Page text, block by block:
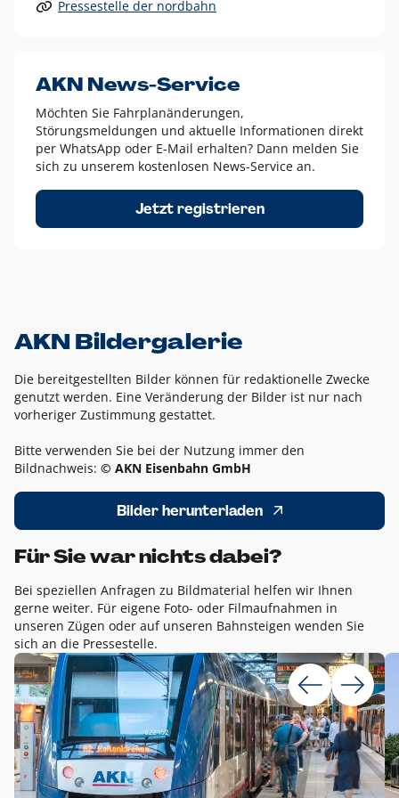
Alle anderen Logo-Varianten dürfen nur in Ausnahmefällen
Diese Ausnahmen sind zum Beispiel:
dem AKN Blau,
weißes Logo auf Fotohintergründen,
schwarzes Logo für reine Schwarz-Weiß-Umsetzungen
Um das Logo herum muss ein Schutzraum von jeweils einer
Höhe bzw. Breite des N aus AKN in alle Richtungen
Pressestelle der nordbahn
AKN News-Service
Möchten Sie Fahrplanänderungen,
Störungsmeldungen und aktuelle Informationen direkt
per WhatsApp oder E-Mail erhalten? Dann melden Sie
sich zu unserem kostenlosen News-Service an.
Jetzt registrieren
AKN Bildergalerie
Die bereitgestellten Bilder können für redaktionelle Zwecke
genutzt werden. Eine Veränderung der Bilder ist nur nach
vorheriger Zustimmung gestattet.
Bitte verwenden Sie bei der Nutzung immer den
Bildnachweis: © AKN Eisenbahn GmbH
Bilder herunterladen
Für Sie war nichts dabei?
Bei speziellen Anfragen zu Bildmaterial helfen wir Ihnen
gerne weiter. Für eigene Foto- oder Filmaufnahmen in
unseren Zügen oder auf unseren Bahnsteigen wenden Sie
sich an die Pressestelle.